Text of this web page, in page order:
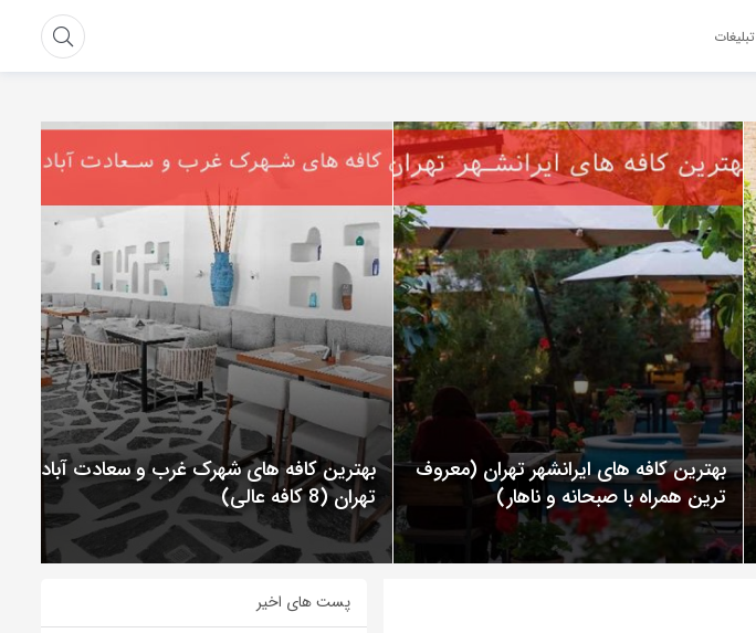
تبلیغات
بهترین کافه های ایرانشهر تهران (معروف
ترین همراه با صبحانه و ناهار)
بهترین کافه های شهرک غرب و سعادت آباد
تهران (8 کافه عالی)
پست های اخیر